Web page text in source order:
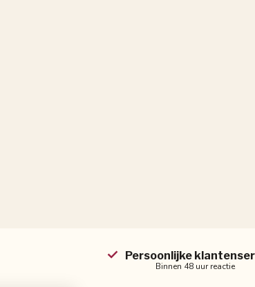
Persoonlijke
Binnen 48 uur reactie